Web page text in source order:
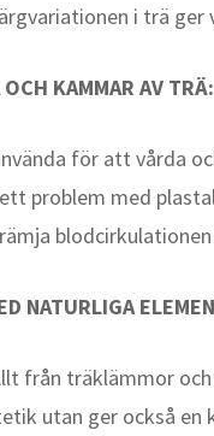
i trä ger
OCH KAMMAR AV TRÄ:
för att vårda
problem med
NATURLIGA
från träklämmor
utan ger också